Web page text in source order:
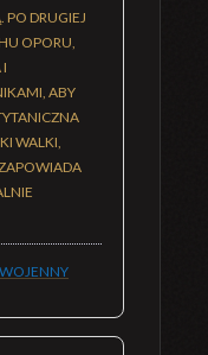
PO DRUGIEJ
OPORU,
ABY
WALKI,
WOJENNY